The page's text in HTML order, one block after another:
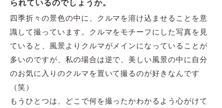
られているのでしょうか。
四季折々の景色の中に、クルマを溶け込ませることを意
識して撮っています。クルマをモチーフにした写真を見
ていると、風景よりクルマがメインになっていることが
多いのですが、私の場合は逆で、美しい風景の中に自分
のお気に入りのクルマを置いて撮るのが好きなんです
（笑）
もうひとつは、どこで何を撮ったかわかるよう心がけて